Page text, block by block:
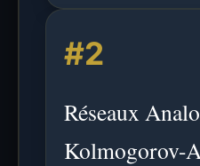
démodulation sans
#2
Réseaux
Kolmogorov-